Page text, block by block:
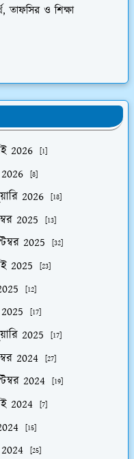
ও শিক্ষা
2026 [1]
2026 [8]
2026 [18]
2025 [13]
2025 [32]
2025 [23]
[12]
2025 [17]
2025 [17]
2024 [27]
2024 [19]
2024 [7]
[15]
2024 [25]